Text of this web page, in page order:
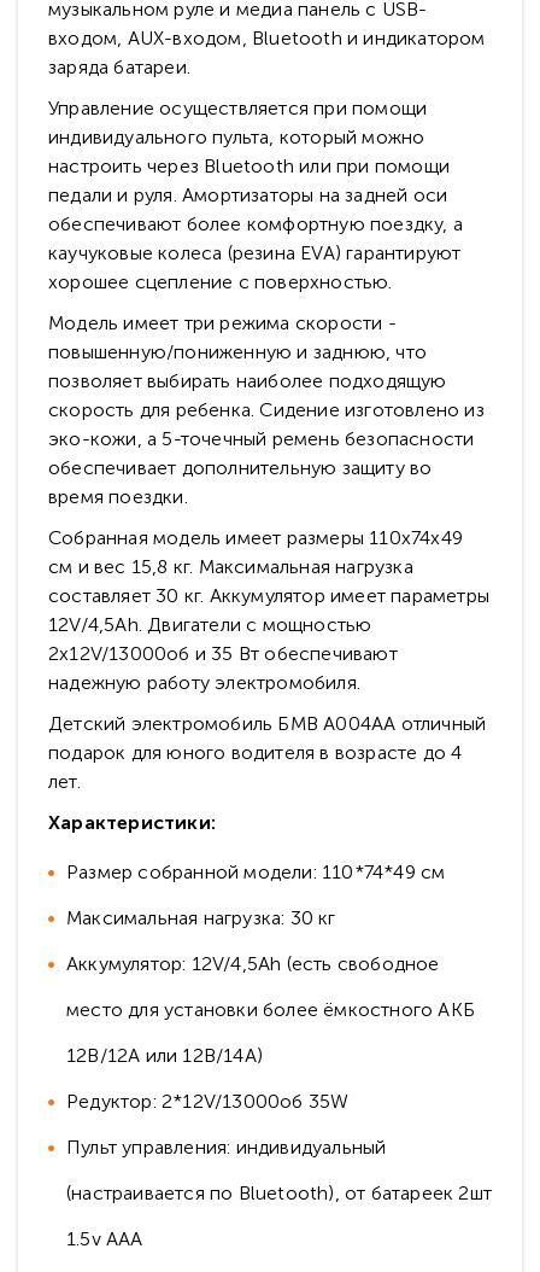
музыкальном руле и медиа панель с USB-
входом, AUX-входом, Bluetooth и индикатором
заряда батареи.
Управление осуществляется при помощи
индивидуального пульта, который можно
настроить через Bluetooth или при помощи
педали и руля. Амортизаторы на задней оси
обеспечивают более комфортную поездку, а
каучуковые колеса (резина EVA) гарантируют
хорошее сцепление с поверхностью.
Модель имеет три режима скорости -
повышенную/пониженную и заднюю, что
позволяет выбирать наиболее подходящую
скорость для ребенка. Сидение изготовлено из
эко-кожи, а 5-точечный ремень безопасности
обеспечивает дополнительную защиту во
время поездки.
Собранная модель имеет размеры 110х74х49
см и вес 15,8 кг. Максимальная нагрузка
составляет 30 кг. Аккумулятор имеет параметры
12V/4,5Ah. Двигатели с мощностью
2х12V/13000об и 35 Вт обеспечивают
надежную работу электромобиля.
Детский электромобиль БМВ А004АА отличный
подарок для юного водителя в возрасте до 4
лет.
Характеристики:
Размер собранной модели: 110*74*49 см
Максимальная нагрузка: 30 кг
Аккумулятор: 12V/4,5Ah (есть свободное
место для установки более ёмкостногоАКБ
12В/12A или 12В/14A)
Редуктор: 2*12V/13000об 35W
Пульт управления: индивидуальный
(настраивается по Bluetooth), от батареек 2шт
1.5v AAA